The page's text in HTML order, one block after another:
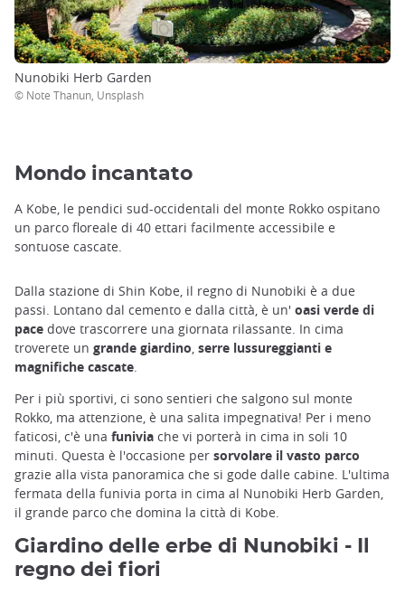
Nunobiki Herb Garden
© Note Thanun, Unsplash
Mondo incantato
A Kobe, le pendici sud-occidentali del monte Rokko ospitano
un parco floreale di 40 ettari facilmente accessibile e
sontuose cascate.
Dalla stazione di Shin Kobe, il regno di Nunobiki è a due
passi. Lontano dal cemento e dalla città, è un' oasi verde di
pace dove trascorrere una giornata rilassante. In cima
troverete un grande giardino, serre lussureggianti e
magnifiche cascate.
Per i più sportivi, ci sono sentieri che salgono sul monte
Rokko, ma attenzione, è una salita impegnativa! Per i meno
faticosi, c'è una funivia che vi porterà in cima in soli 10
minuti. Questa è l'occasione per sorvolare il vasto parco
grazie alla vista panoramica che si gode dalle cabine. L'ultima
fermata della funivia porta in cima al Nunobiki Herb Garden,
il grande parco che domina la città di Kobe.
Giardino delle erbe di Nunobiki - Il
regno dei fiori